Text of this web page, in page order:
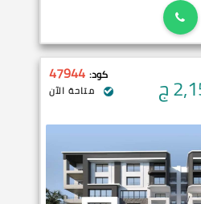
ج كود: 47944
متاحة الآن